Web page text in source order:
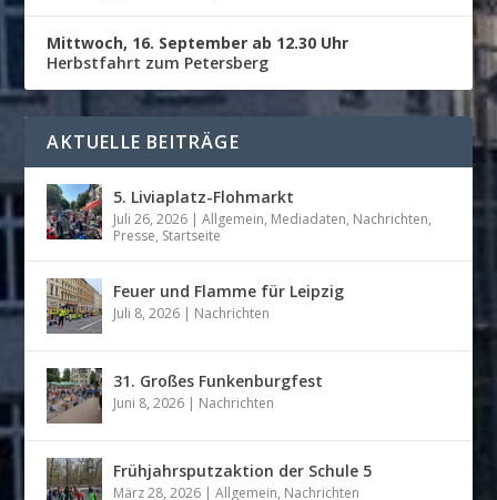
Mittwoch, 16. September ab 12.30 Uhr
Herbstfahrt zum Petersberg
AKTUELLE BEITRÄGE
5. Liviaplatz-Flohmarkt
Juli 26, 2026 |Allgemein, Mediadaten, Nachrichten,
Presse, Startseite
Feuer und Flamme für Leipzig
Juli 8, 2026 | Nachrichten
31. Großes Funkenburgfest
Juni 8, 2026 | Nachrichten
Frühjahrsputzaktion der Schule 5
März 28, 2026 |Allgemein, Nachrichten